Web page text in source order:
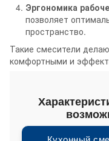
Эргономика
позволяет
пространство.
Такие смесители
комфортными и